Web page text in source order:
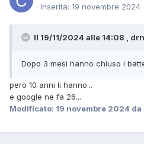
Inserita: 19 novembre 2024
Il 19/11/2024 alle 14:08 ,
Dopo 3 mesi hanno chiuso i
però 10 anni li hanno...
e google ne fa 26...
Modificato: 19 novembre 2024 da